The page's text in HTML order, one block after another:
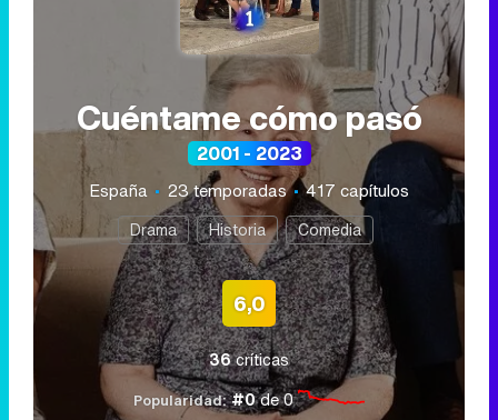
Cuéntame cómo pasó
2001 - 2023
España 23 temporadas 417 capítulos
Drama Historia Comedia
6,0
36críticas
Popularidad: #0de 0